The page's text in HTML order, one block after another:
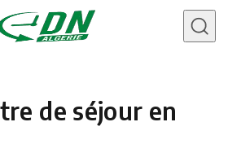
de séjour en